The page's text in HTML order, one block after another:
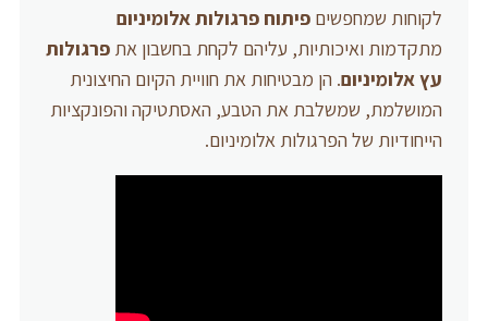
לקוחות שמחפשים פיתוח פרגולות אלומיניום
מתקדמות ואיכותיות, עליהם לקחת בחשבון את פרגולות
עץ אלומיניום. הן מבטיחות את חוויית הקיום החיצונית
המושלמת, שמשלבת את הטבע, האסתטיקה והפונקציות
הייחודיות של הפרגולות אלומיניום.